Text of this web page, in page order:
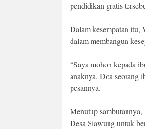
pendidikan gratis
Dalam kesempatan itu,
dalam membangun
“Saya mohon kepada
anaknya. Doa seorang
pesannya.
Menutup
Desa Siawung untuk